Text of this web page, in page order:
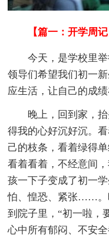
【篇一：开学周记
今天，是学校里举
领导们希望我们初一
应生活，让自己的成
晚上，回到家，抬
得我的心好沉好沉。
己的枝条，看着绿得
看着看着，不经意间
孩一下子变成了初一
怕、惶恐、紧张……。
到院子里，“初一啦，
心中所有郁闷、不安